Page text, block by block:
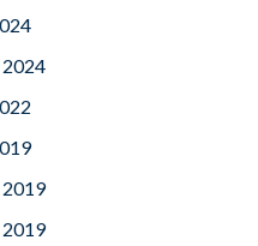
2024
2019